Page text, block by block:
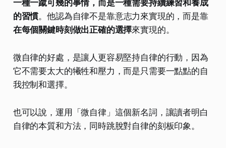
的習慣。他認為自律不是靠意志力來實現的，而是靠
在每個關鍵時刻做出正確的選擇來實現的。
微自律的好處，是讓人更容易堅持自律的行動，因為
它不需要太大的犧牲和壓力，而是只需要一點點的自
我控制和選擇。
也可以說，運用「微自律」這個新名詞，讓讀者明白
自律的本質和方法，同時跳脫對自律的刻板印象。